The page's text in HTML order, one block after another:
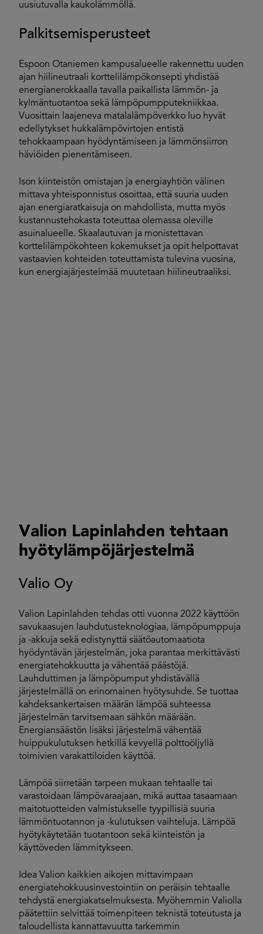
uusiutuvalla kaukolämmöllä.
Palkitsemisperusteet
Espoon Otaniemen kampusalueelle rakennettu uuden
ajan hiilineutraali korttelilämpökonsepti yhdistää
energianerokkaalla tavalla paikallista lämmön- ja
kylmäntuotantoa sekä lämpöpumpputekniikkaa.
Vuosittain laajeneva matalalämpöverkko luo hyvät
edellytykset hukkalämpövirtojen entistä
tehokkaampaan hyödyntämiseen ja lämmönsiirron
häviöiden pienentämiseen.
Ison kiinteistön omistajan ja energiayhtiön välinen
mittava yhteisponnistus osoittaa, että suuria uuden
ajan energiaratkaisuja on mahdollista, mutta myös
kustannustehokasta toteuttaa olemassa oleville
asuinalueelle. Skaalautuvan ja monistettavan
korttelilämpökohteen kokemukset ja opit helpottavat
vastaavien kohteiden toteuttamista tulevina vuosina,
kun energiajärjestelmää muutetaan hiilineutraaliksi.
Valion Lapinlahden tehtaan
hyötylämpöjärjestelmä
Valio Oy
Valion Lapinlahden tehdas otti vuonna 2022 käyttöön
savukaasujen lauhdutusteknologiaa, lämpöpumppuja
ja -akkuja sekä edistynyttä säätöautomaatiota
hyödyntävän järjestelmän, joka parantaa merkittävästi
energiatehokkuutta ja vähentää päästöjä.
Lauhduttimen ja lämpöpumput yhdistävällä
järjestelmällä on erinomainen hyötysuhde. Se tuottaa
kahdeksankertaisen määrän lämpöä suhteessa
järjestelmän tarvitsemaan sähkön määrään.
Energiansäästön lisäksi järjestelmä vähentää
huippukulutuksen hetkillä kevyellä polttoöljyllä
toimivien varakattiloiden käyttöä.
Lämpöä siirretään tarpeen mukaan tehtaalle tai
varastoidaan lämpövaraajaan, mikä auttaa tasaamaan
maitotuotteiden valmistukselle tyypillisiä suuria
lämmöntuotannon ja -kulutuksen vaihteluja. Lämpöä
hyötykäytetään tuotantoon sekä kiinteistön ja
käyttöveden lämmitykseen.
Idea Valion kaikkien aikojen mittavimpaan
energiatehokkuusinvestointiin on peräisin tehtaalle
tehdystä energiakatselmuksesta. Myöhemmin Valiolla
päätettiin selvittää toimenpiteen teknistä toteutusta ja
taloudellista kannattavuutta tarkemmin